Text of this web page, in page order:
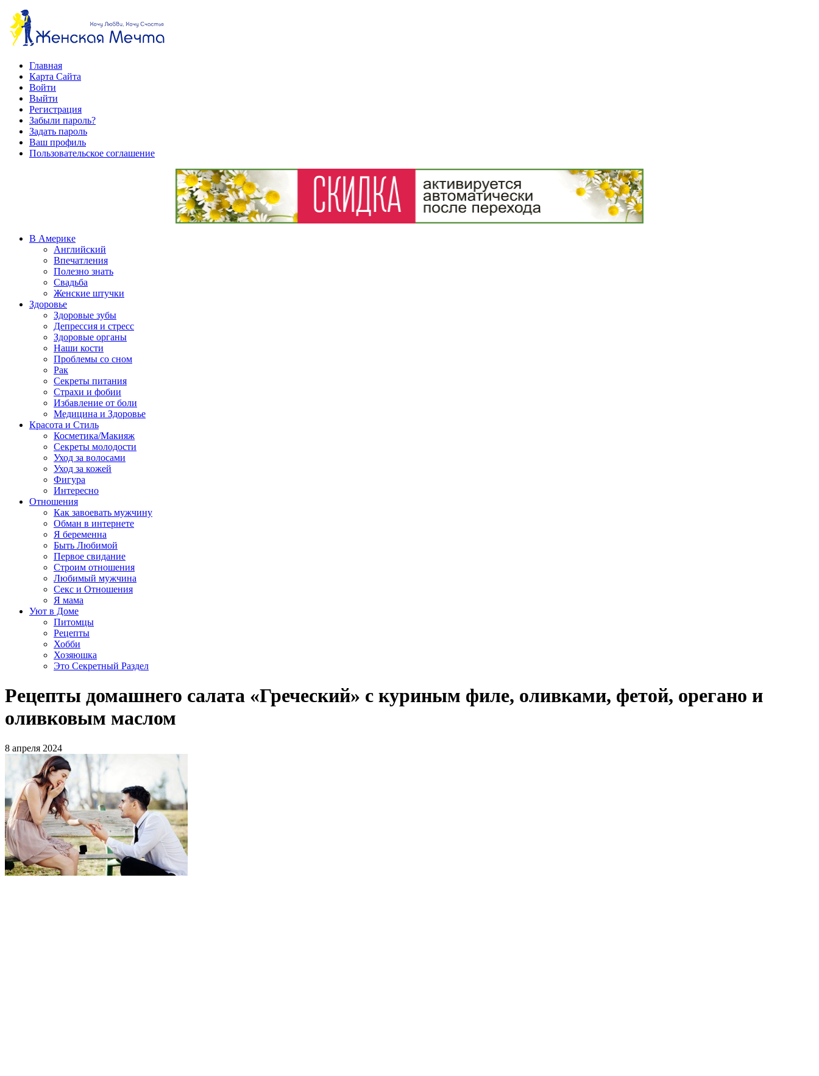
Главная
Карта Сайта
Войти
Выйти
Регистрация
Забыли пароль?
Задать пароль
Ваш профиль
Пользовательское соглашение
В Америке
Английский
Впечатления
Полезно знать
Свадьба
Женские штучки
Здоровье
Здоровые зубы
Депрессия и стресс
Здоровые органы
Наши кости
Проблемы со сном
Рак
Секреты питания
Страхи и фобии
Избавление от боли
Медицина и Здоровье
Красота и Стиль
Косметика/Макияж
Секреты молодости
Уход за волосами
Уход за кожей
Фигура
Интересно
Отношения
Как завоевать мужчину
Обман в интернете
Я беременна
Быть Любимой
Первое свидание
Строим отношения
Любимый мужчина
Секс и Отношения
Я мама
Уют в Доме
Питомцы
Рецепты
Хобби
Хозяюшка
Это Секретный Раздел
Рецепты домашнего салата «Греческий» с куриным филе, оливками, фетой, орегано и
оливковым маслом
8 апреля 2024